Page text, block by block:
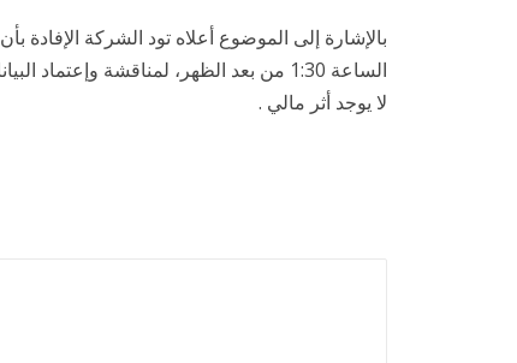
الساعة 1:30 من بعد الظهر، لمناقشة وإعتماد البيانات المالية السنويه للسنة المالية المنتهية في 31/12/2019 .
لا يوجد أثر مالي .